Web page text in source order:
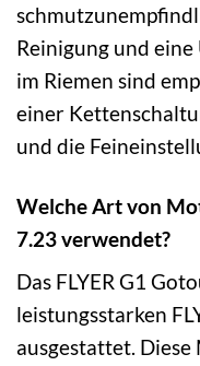
Reinigung und
im Riemen sind
einer
und die
Welche Art von
7.23 verwendet?
Das FLYER G1
leistungsstarken
ausgestattet.